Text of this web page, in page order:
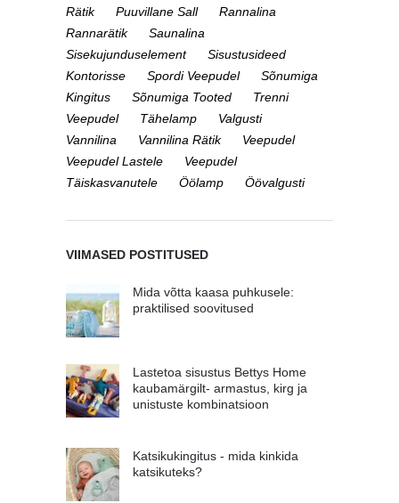
Rätik
Puuvillane Sall
Rannalina
Rannarätik
Saunalina
Sisekujunduselement
Sisustusideed
Kontorisse
Spordi Veepudel
Sõnumiga
Kingitus
Sõnumiga Tooted
Trenni
Veepudel
Tähelamp
Valgusti
Vannilina
Vannilina Rätik
Veepudel
Veepudel Lastele
Veepudel
Täiskasvanutele
Öölamp Öövalgusti
VIIMASED POSTITUSED
Mida võtta kaasa puhkusele:
praktilised soovitused
Lastetoa sisustus Bettys Home
kaubamärgilt- armastus, kirg ja
unistuste kombinatsioon
Katsikukingitus - mida kinkida
katsikuteks?